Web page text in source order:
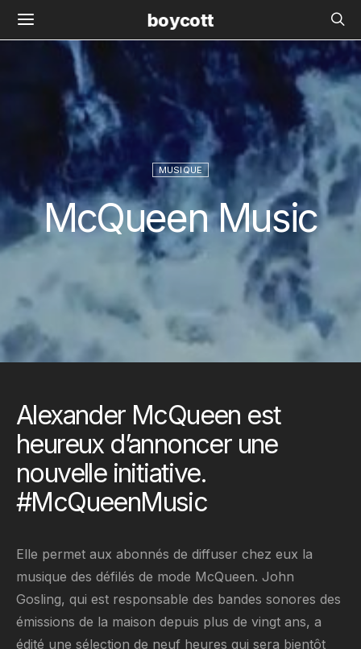
boycott
MUSIQUE
McQueen Music
Alexander McQueen est
heureux d’annoncer une
nouvelle initiative.
#McQueenMusic
Elle permet aux abonnés de diffuser chez eux la
musique des défilés de mode McQueen. John
Gosling, qui est responsable des bandes sonores des
émissions de la maison depuis plus de vingt ans, a
édité une sélection de neuf heures qui sera bientôt